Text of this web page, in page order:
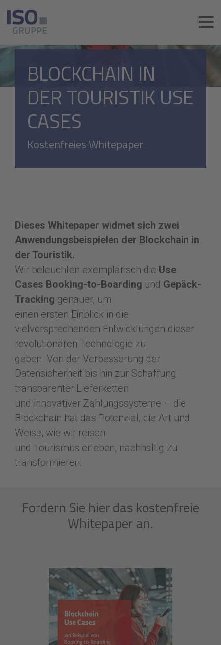
BLOCKCHAIN IN
DER TOURISTIK USE
CASES
Kostenfreies Whitepaper
Dieses Whitepaper widmet sich zwei
Anwendungsbeispielen der Blockchain in
der Touristik.
Wir beleuchten exemplarisch die Use
Cases Booking-to-Boarding und Gepäck-
Tracking genauer, um
einen ersten Einblick in die
vielversprechenden Entwicklungen dieser
revolutionären Technologie zu
geben. Von der Verbesserung der
Datensicherheit bis hin zur Schaffung
transparenter Lieferketten
und innovativer Zahlungssysteme – die
Blockchain hat das Potenzial, die Art und
Weise, wie wir reisen
und Tourismus erleben, nachhaltig zu
transformieren.
Fordern Sie hier das kostenfreie
Whitepaper an.